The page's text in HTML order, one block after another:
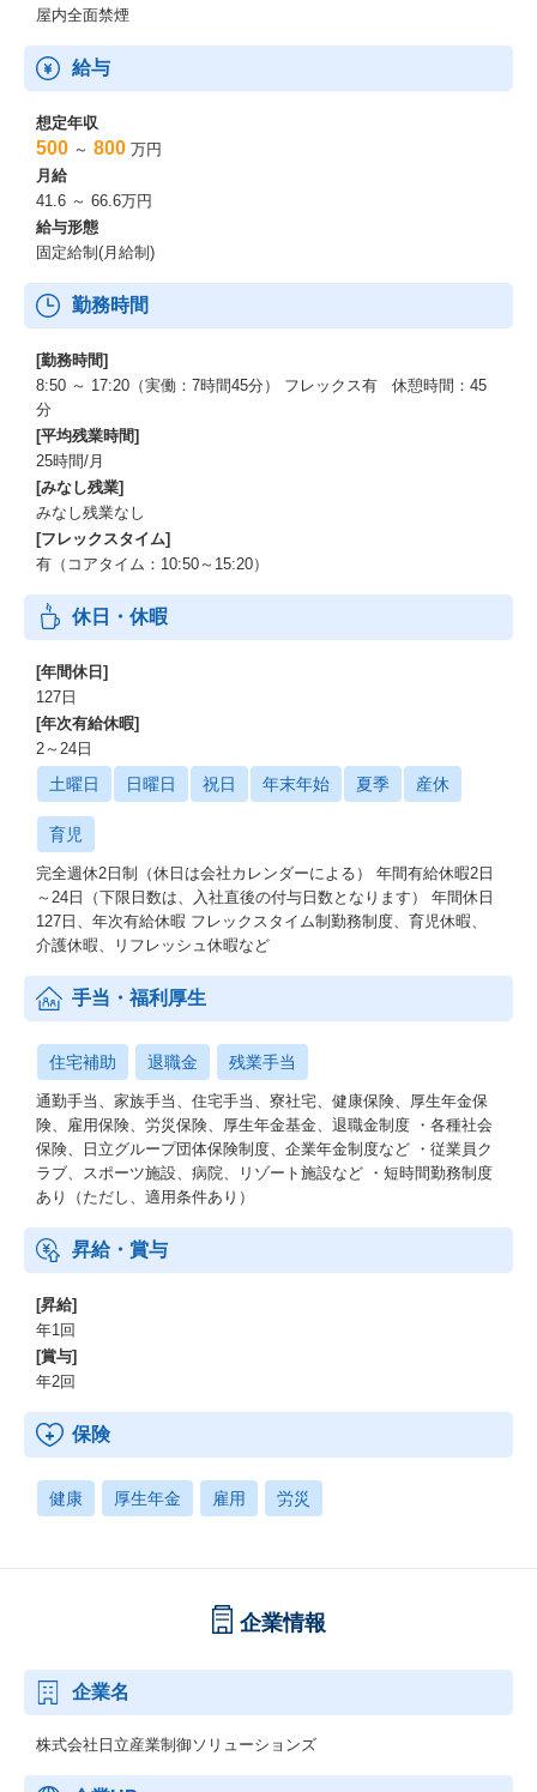
屋内全面禁煙
給与
想定年収
500 ～ 800 万円
月給
41.6 ～ 66.6万円
給与形態
固定給制(月給制)
勤務時間
[勤務時間]
8:50 ～ 17:20（実働：7時間45分） フレックス有 休憩時間：45
分
[平均残業時間]
25時間/月
[みなし残業]
みなし残業なし
[フレックスタイム]
有（コアタイム：10:50～15:20）
休日・休暇
[年間休日]
127日
[年次有給休暇]
2～24日
土曜日 日曜日 祝日 年末年始 夏季 産休
育児
完全週休2日制（休日は会社カレンダーによる） 年間有給休暇2日
～24日（下限日数は、入社直後の付与日数となります） 年間休日
127日、年次有給休暇 フレックスタイム制勤務制度、育児休暇、
介護休暇、リフレッシュ休暇など
手当・福利厚生
住宅補助 退職金 残業手当
通勤手当、家族手当、住宅手当、寮社宅、健康保険、厚生年金保
険、雇用保険、労災保険、厚生年金基金、退職金制度 ・各種社会
保険、日立グループ団体保険制度、企業年金制度など ・従業員ク
ラブ、スポーツ施設、病院、リゾート施設など ・短時間勤務制度
あり（ただし、適用条件あり）
昇給・賞与
[昇給]
年1回
[賞与]
年2回
保険
健康 厚生年金 雇用 労災
企業情報
企業名
株式会社日立産業制御ソリューションズ